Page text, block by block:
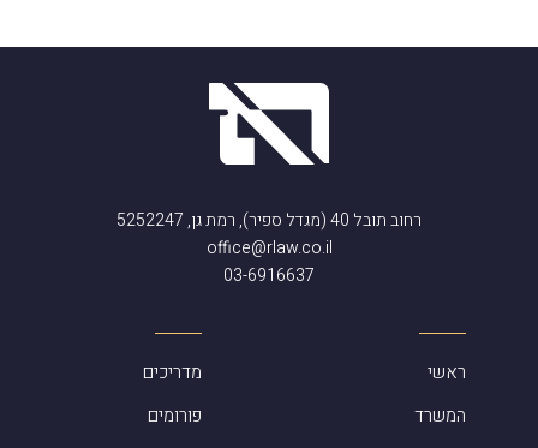
רחוב תובל 40 (מגדל ספיר), רמת גן, 5252247
office@rlaw.co.il
03-6916637
ראשי
המשרד
מדריכים
פורומים